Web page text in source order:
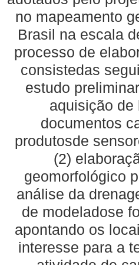
no mapeamento
Brasil na escala
processo de
consistedas
estudo
aquisição de
documentos
produtosde
(2)
geomorfológico
análise da
de modeladose
apontando os
interesse para a